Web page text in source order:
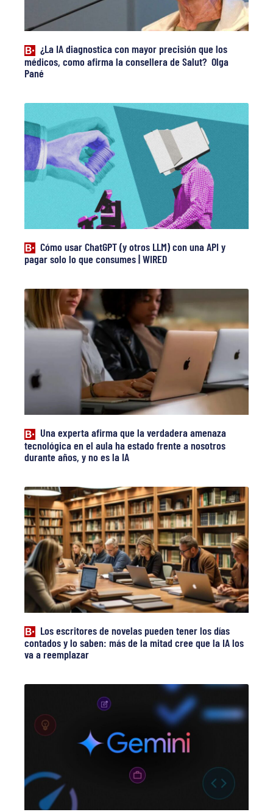
¿La IA diagnostica con mayor precisión que los
médicos, como afirma la consellera de Salut? Olga
Pané
Cómo usar ChatGPT (y otros LLM) con una API y
pagar solo lo que consumes | WIRED
Una experta afirma que la verdadera amenaza
tecnológica en el aula ha estado frente a nosotros
durante años, y no es la IA
Los escritores de novelas pueden tener los días
contados y lo saben: más de la mitad cree que la IA los
va a reemplazar